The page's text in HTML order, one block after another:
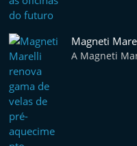
Magneti
A Magneti